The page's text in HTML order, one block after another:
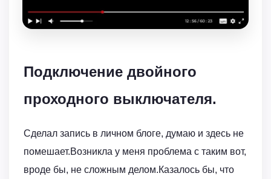
Подключение двойного
проходного выключателя.
Сделал запись в личном блоге, думаю и здесь не
помешает.Возникла у меня проблема с таким вот,
вроде бы, не сложным делом.Казалось бы, что